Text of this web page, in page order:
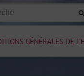
GÉNÉRALES DE